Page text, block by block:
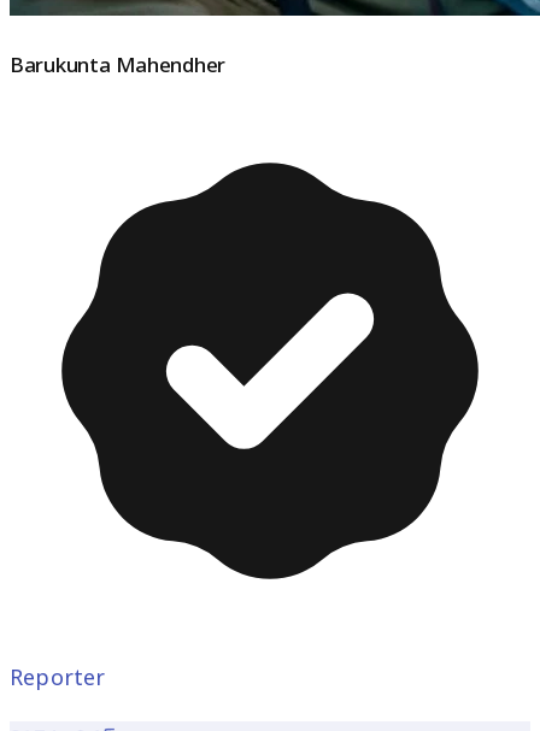
Barukunta Mahendher
Reporter